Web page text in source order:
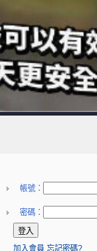
帳號：
密碼：
加入會員 忘記密碼?